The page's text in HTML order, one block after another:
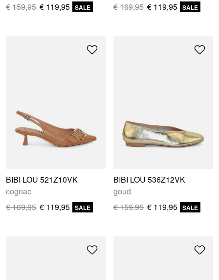
€ 159,95 € 119,95 SALE
€ 169,95 € 119,95 SALE
BIBI LOU 521Z10VK
cognac
€ 169,95 € 119,95 SALE
BIBI LOU 536Z12VK
goud
€ 159,95 € 119,95 SALE